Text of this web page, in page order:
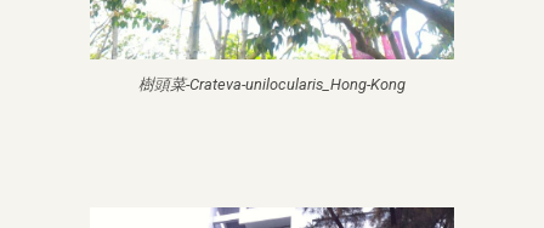
樹頭菜-Crateva-unilocularis_Hong-Kong